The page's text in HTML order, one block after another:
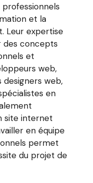
et la
Leur expertise
concepts
et
web,
designers web,
en
site internet
en équipe
permet
du projet de